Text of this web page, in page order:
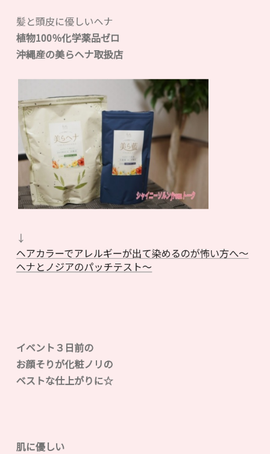
髪と頭皮に優しいヘナ
植物100％化学薬品ゼロ
沖縄産の美らヘナ取扱店
↓
ヘアカラーでアレルギーが出て染めるのが怖い方へ〜
ヘナとノジアのパッチテスト〜
イベント３日前の
お顔そりが化粧ノリの
ベストな仕上がりに☆
肌に優しい